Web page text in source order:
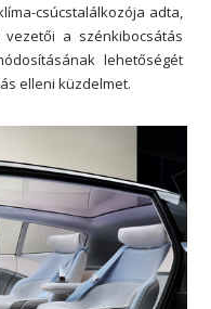
csúcstalálkozója adta,
a szénkibocsátás
lehetőségét
elleni küzdelmet.